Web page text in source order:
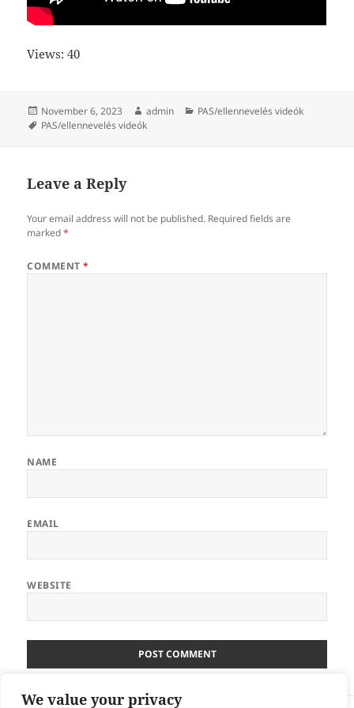
We value your privacy
Views: 40
Posted
on
November 6, 2023 Author
admin Categories
PAS/ellennevelés videók
Tags
PAS/ellennevelés videók
Leave a Reply
Your email address will not be published. Required fields are
marked*
COMMENT*
NAME
EMAIL
WEBSITE